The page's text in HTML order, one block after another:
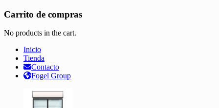
Carrito de compras
No products in the cart.
Inicio
Tienda
Contacto
Fogel Group